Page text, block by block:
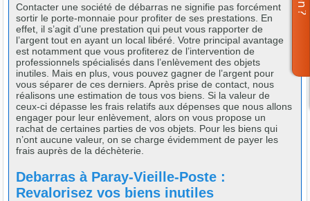
Contacter une société de débarras ne signifie pas forcément
sortir le porte-monnaie pour profiter de ses prestations. En
effet, il s’agit d’une prestation qui peut vous rapporter de
l’argent tout en ayant un local libéré. Votre principal avantage
est notamment que vous profiterez de l’intervention de
professionnels spécialisés dans l’enlèvement des objets
inutiles. Mais en plus, vous pouvez gagner de l’argent pour
vous séparer de ces derniers. Après prise de contact, nous
réalisons une estimation de tous vos biens. Si la valeur de
ceux-ci dépasse les frais relatifs aux dépenses que nous allons
engager pour leur enlèvement, alors on vous propose un
rachat de certaines parties de vos objets. Pour les biens qui
n’ont aucune valeur, on se charge évidemment de payer les
frais auprès de la déchèterie.
Debarras à Paray-Vieille-Poste :
Revalorisez vos biens inutiles